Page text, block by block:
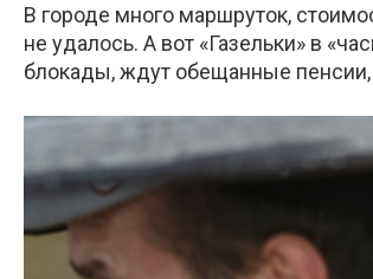
В городе много маршруток,
не удалось. А вот «Газельки» в
блокады, ждут обещанные пенсии,